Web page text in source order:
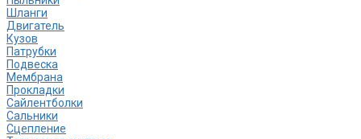
Шланги
Двигатель
Кузов
Патрубки
Подвеска
Мембрана
Прокладки
Сайлентболки
Сальники
Сцепление